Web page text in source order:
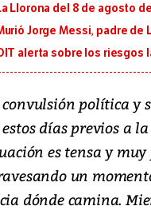
Llorona del 8 de agosto
Jorge Messi, padre de
alerta sobre los riesgos
política y
días previos a
es tensa y
un
dónde camina.